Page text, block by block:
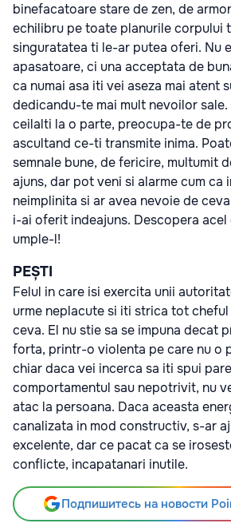
binefacatoare stare de zen, de
echilibru pe toate planurile corpului
singuratatea ti le-ar putea oferi. Nu
apasatoare, ci una acceptata de
ca numai asa iti vei aseza mai atent
dedicandu-te mai mult nevoilor
ceilalti la o parte, preocupa-te de
ascultand ce-ti transmite inima.
semnale bune, de fericire, multumit
ajuns, dar pot veni si alarme cum ca
neimplinita si ar avea nevoie de
i-ai oferit indeajuns. Descopera acel
umple-l!
PEȘTI
Felul in care isi exercita unii
urme neplacute si iti strica tot
ceva. El nu stie sa se impuna decat
forta, printr-o violenta pe care nu o
chiar daca vei incerca sa iti spui
comportamentul sau nepotrivit, nu
atac la persoana. Daca aceasta
canalizata in mod constructiv, s-ar
excelente, dar ce pacat ca se
conflicte, incapatanari inutile.
Подпишитесь на новости